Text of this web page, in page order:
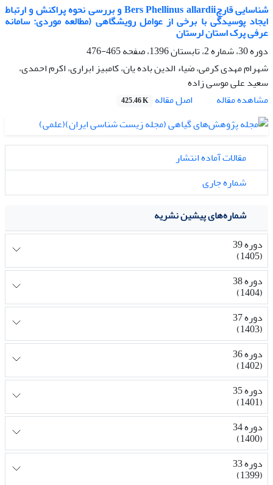
شناسایی قارچBers Phellinus allardii و بررسی نحوه پراکنش و ارتباط
ایجاد پوسیدگی با برخی از عوامل رویشگاهی (مطالعه موردی: سامانه
عرفی پرک استان لرستان
دوره 30، شماره 2، تابستان 1396، صفحه
465-476
شهرام مهدی کرمی، ضیاء الدین باده یان، کامبیز ابراری، اکرم احمدی،
سعید علی موسی زاده
مشاهده مقاله
اصل مقاله 425.46 K
مقالات آماده انتشار
شماره جاری
شماره‌های پیشین نشریه
دوره 39
(1405)
دوره 38
(1404)
دوره 37
(1403)
دوره 36
(1402)
دوره 35
(1401)
دوره 34
(1400)
دوره 33
(1399)